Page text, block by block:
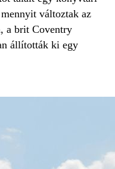
változtak az
a brit Coventry
állították ki egy